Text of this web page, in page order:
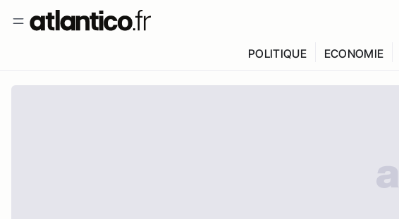
POLITIQUE ECONOMIE